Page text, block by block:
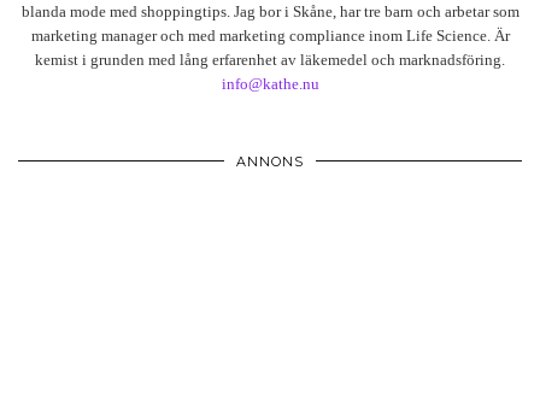
blanda mode med shoppingtips. Jag bor i Skåne, har tre barn och arbetar som
marketing manager och med marketing compliance inom Life Science. Är
kemist i grunden med lång erfarenhet av läkemedel och marknadsföring.
info@kathe.nu
ANNONS